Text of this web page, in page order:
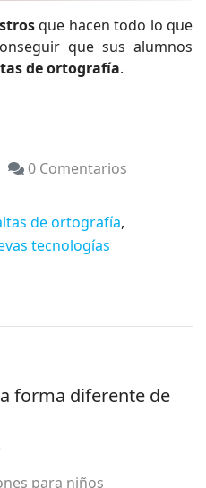
que hacen todo lo que
que sus alumnos
de ortografía.
0 Comentarios
de ortografía
tecnologías
forma diferente de
para niños